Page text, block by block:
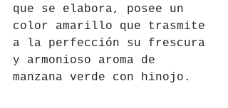
que se elabora, posee un
color amarillo que trasmite
a la perfección su frescura
y armonioso aroma de
manzana verde con hinojo.